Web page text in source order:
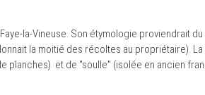
la-Vineuse. Son étymologie proviendrait
la moitié des récoltes au propriétaire).
planches) et de "soulle" (isolée en ancien